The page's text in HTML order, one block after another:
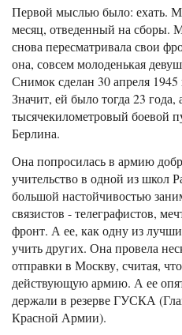
Первой мыслью было: ехать.
месяц, отведенный на сборы.
снова пересматривала свои
она, совсем молоденькая
Снимок сделан 30 апреля
Значит, ей было тогда 23 года,
тысячекилометровый боевой
Берлина.
Она попросилась в армию
учительство в одной из школ
большой настойчивостью
связистов - телеграфистов,
фронт. А ее, как одну из
учить других. Она провела
отправки в Москву, считая,
действующую армию. А ее
держали в резерве ГУСКА
Красной Армии).